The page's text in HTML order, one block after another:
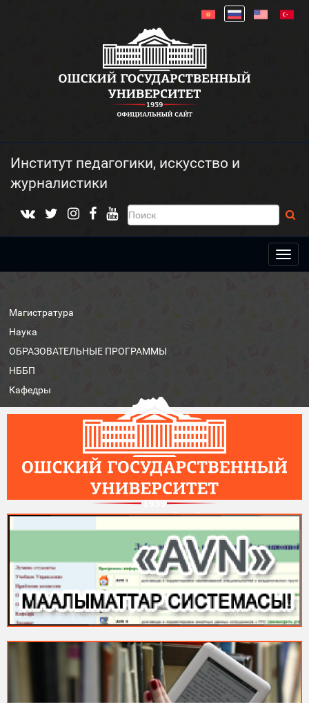
Институт педагогики, искусство и
журналистики
Магистратура
Наука
ОБРАЗОВАТЕЛЬНЫЕ ПРОГРАММЫ
НББП
Кафедры